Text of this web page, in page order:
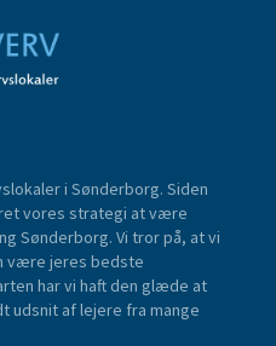
i Sønderborg. Siden
vores strategi at være
Sønderborg. Vi tror på, at vi
være jeres bedste
har vi haft den glæde at
udsnit af lejere fra mange